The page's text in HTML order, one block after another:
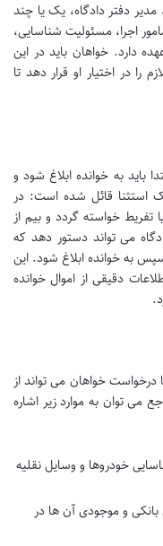
دفتر دادگاه، یک یا چند
اجرا، مسئولیت شناسایی،
دارد. خواهان باید در این
را در اختیار او قرار دهد تا
باید به خوانده ابلاغ شود و
استثنا قائل شده است: در
تفریط خواسته گردد و بیم از
می تواند دستور دهد که
سپس به خوانده ابلاغ شود. این
دقیقی از اموال خوانده
درخواست خواهان می تواند از
می توان به موارد زیر اشاره
خودروها و وسایل نقلیه
و موجودی آن ها در